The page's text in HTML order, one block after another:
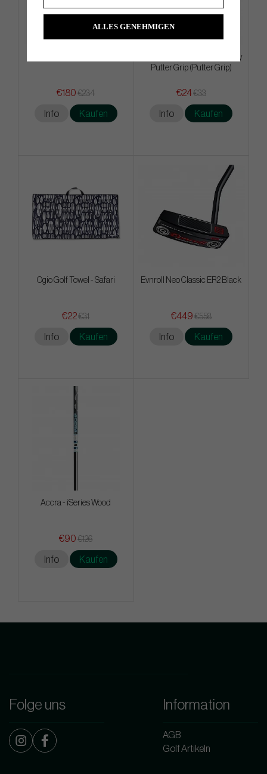
€180 €234
Info Kaufen
Winn ProX 1.32 2023 Dark Grey
Putter Grip (Putter Grip)
€24€33
Info Kaufen
Ogio Golf Towel - Safari
€22€31
Info Kaufen
Evnroll Neo Classic ER2 Black
€449 €558
Info Kaufen
Accra - iSeries Wood
€90 €126
Info Kaufen
Folge uns Information
AGB
Golf Artikeln
ALLES GENEHMIGEN